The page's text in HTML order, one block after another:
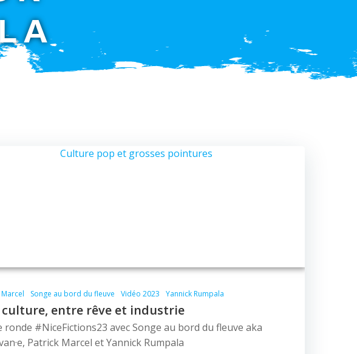
Songe au bord du fleuve Vidéo 2023 Yannick Rumpala
culture, entre rêve et industrie
ronde #NiceFictions23 avec Songe au bord du fleuve aka
Patrick Marcel et Yannick Rumpala